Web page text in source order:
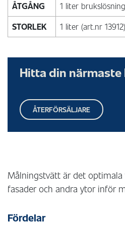
ÅTGÅNG
1 liter
STORLEK
1 liter (art.nr
Hitta din
ÅTERFÖRSÄLJARE
Målningstvätt är det
fasader och andra ytor inför
Fördelar